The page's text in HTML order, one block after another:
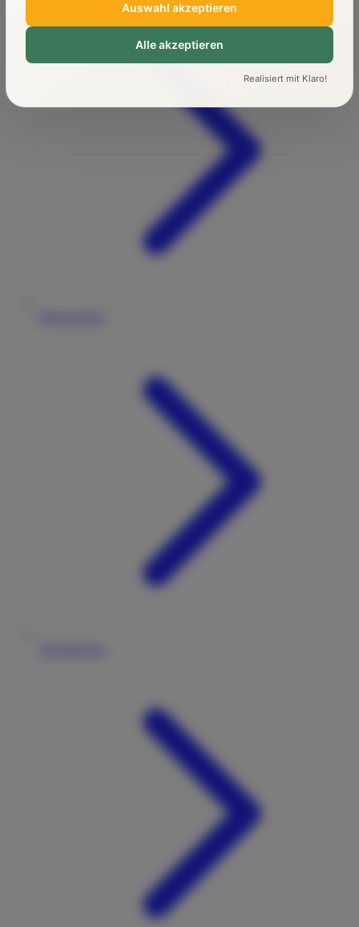
Auswahl akzeptieren
Alle akzeptieren
Realisiert mit Klaro!